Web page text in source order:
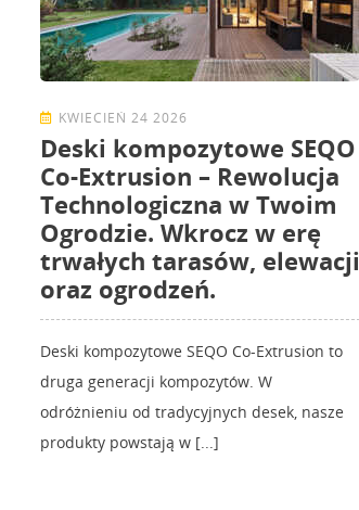
KWIECIEŃ 24 2026
Deski kompozytowe SEQO
Co-Extrusion – Rewolucja
Technologiczna w Twoim
Ogrodzie. Wkrocz w erę
trwałych tarasów, elewacji
oraz ogrodzeń.
Deski kompozytowe SEQO Co-Extrusion to
druga generacji kompozytów. W
odróżnieniu od tradycyjnych desek, nasze
produkty powstają w [...]